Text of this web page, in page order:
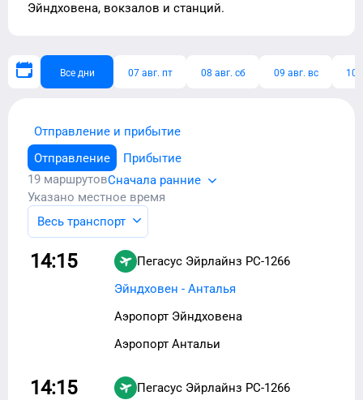
Эйндховена, вокзалов и станций.
Все дни 07 авг. пт 08 авг. сб 09 авг. вс 10
Отправление и прибытие
Отправление
Прибытие
19 маршрутовСначала ранние
Указано местное время
Весь транспорт
14:15 Пегасус Эйрлайнз PC-1266
Эйндховен - Анталья
Аэропорт Эйндховена
Аэропорт Антальи
14:15 Пегасус Эйрлайнз PC-1266